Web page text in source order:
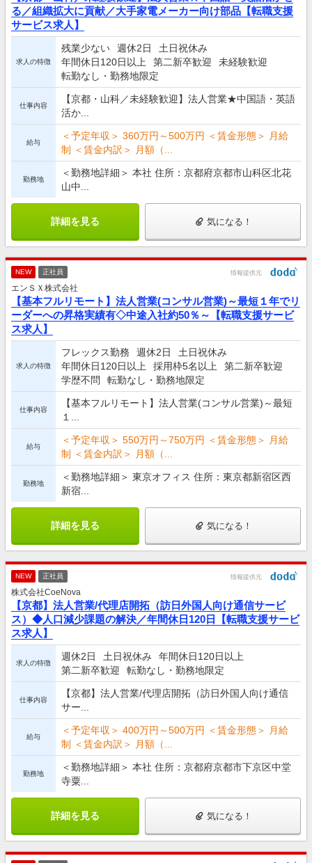
る／組織拡大に貢献／大手家電メーカー向け部品【転職支援
サービス求人】
求人の特徴
残業少ない 週休2日
土日祝休み
年間休日120日以上
第二新卒歓迎
未経験歓迎
転勤なし・勤務地限定
仕事内容
【京都・山科／未経験歓迎】法人営業★中国語・英語
活か...
給与
＜予定年収＞ 360万円～500万円 ＜賃金形態＞ 月給
制 ＜賃金内訳＞ 月額（...
勤務地
＜勤務地詳細＞ 本社 住所：京都府京都市山科区北花
山中...
詳細を見る 気になる！
NEW 正社員 情報提供元
エンＳＸ株式会社
【基本フルリモート】法人営業(コンサル営業)～最短１年でリ
ーダーへの昇格実績有◇中途入社約50％～【転職支援サービ
ス求人】
求人の特徴
フレックス勤務 週休2日
土日祝休み
年間休日120日以上
採用枠5名以上
第二新卒歓迎
学歴不問
転勤なし・勤務地限定
仕事内容
【基本フルリモート】法人営業(コンサル営業)～最短
１...
給与
＜予定年収＞ 550万円～750万円 ＜賃金形態＞ 月給
制 ＜賃金内訳＞ 月額（...
勤務地
＜勤務地詳細＞ 東京オフィス 住所：東京都新宿区西
新宿...
詳細を見る 気になる！
NEW 正社員 情報提供元
株式会社CoeNova
【京都】法人営業/代理店開拓（訪日外国人向け通信サービ
ス）◆人口減少課題の解決／年間休日120日【転職支援サービ
ス求人】
求人の特徴
週休2日 土日祝休み
年間休日120日以上
第二新卒歓迎
転勤なし・勤務地限定
仕事内容
【京都】法人営業/代理店開拓（訪日外国人向け通信
サー...
給与
＜予定年収＞ 400万円～500万円 ＜賃金形態＞ 月給
制 ＜賃金内訳＞ 月額（...
勤務地
＜勤務地詳細＞ 本社 住所：京都府京都市下京区中堂
寺粟...
詳細を見る 気になる！